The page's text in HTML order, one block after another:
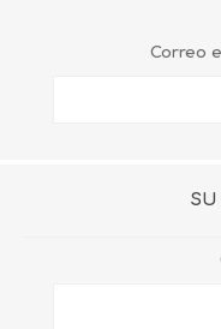
Correo
SU